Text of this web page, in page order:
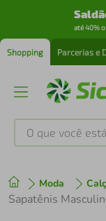
até 40%
Shopping Parcerias e
O que você está
Moda
1º tenis